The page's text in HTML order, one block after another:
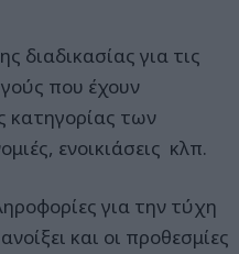
διαδικασίας για τις
που έχουν
κατηγορίας των
ενοικιάσεις κλπ.
για την τύχη
και οι προθεσμίες